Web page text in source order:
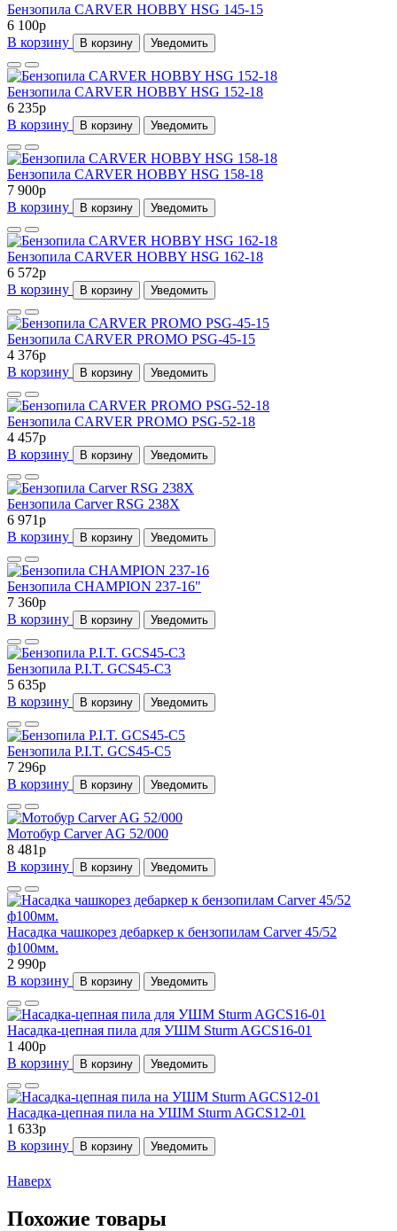
Бензопила CARVER HOBBY HSG 145-15
6 100p
В корзину
В корзину Уведомить
Бензопила CARVER HOBBY HSG 152-18
6 235p
В корзину
В корзину Уведомить
Бензопила CARVER HOBBY HSG 158-18
7 900p
В корзину
В корзину Уведомить
Бензопила CARVER HOBBY HSG 162-18
6 572p
В корзину
В корзину Уведомить
Бензопила CARVER PROMO PSG-45-15
4 376p
В корзину
В корзину Уведомить
Бензопила CARVER PROMO PSG-52-18
4 457p
В корзину
В корзину Уведомить
Бензопила Carver RSG 238X
6 971p
В корзину
В корзину Уведомить
Бензопила CHAMPION 237-16"
7 360p
В корзину
В корзину Уведомить
Бензопила P.I.T. GCS45-C3
5 635p
В корзину
В корзину Уведомить
Бензопила P.I.T. GCS45-C5
7 296p
В корзину
В корзину Уведомить
Мотобур Carver AG 52/000
8 481p
В корзину
В корзину Уведомить
Насадка чашкорез дебаркер к бензопилам Carver 45/52
ф100мм.
2 990p
В корзину
В корзину Уведомить
Насадка-цепная пила для УШМ Sturm AGCS16-01
1 400p
В корзину
В корзину Уведомить
Насадка-цепная пила на УШМ Sturm AGCS12-01
1 633p
В корзину
В корзину Уведомить
Наверх
Похожие товары